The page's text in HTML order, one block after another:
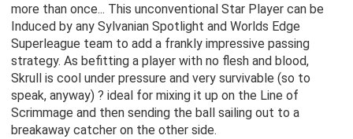
more than once... This unconventional Star Player can be
Induced by any Sylvanian Spotlight and Worlds Edge
Superleague team to add a frankly impressive passing
strategy. As befitting a player with no flesh and blood,
Skrull is cool under pressure and very survivable (so to
speak, anyway) ? ideal for mixing it up on the Line of
Scrimmage and then sending the ball sailing out to a
breakaway catcher on the other side.